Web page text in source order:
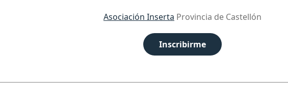
Asociación Inserta Provincia de Castellón
Inscribirme